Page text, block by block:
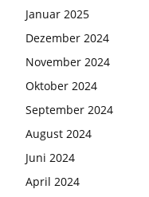
Januar 2025
Dezember 2024
November 2024
Oktober 2024
September 2024
August 2024
Juni 2024
April 2024